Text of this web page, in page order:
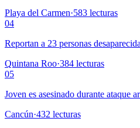
Playa del Carmen·583 lecturas
04
Reportan a 23 personas
Quintana Roo·384 lecturas
05
Joven es asesinado durante ataque
Cancún·432 lecturas